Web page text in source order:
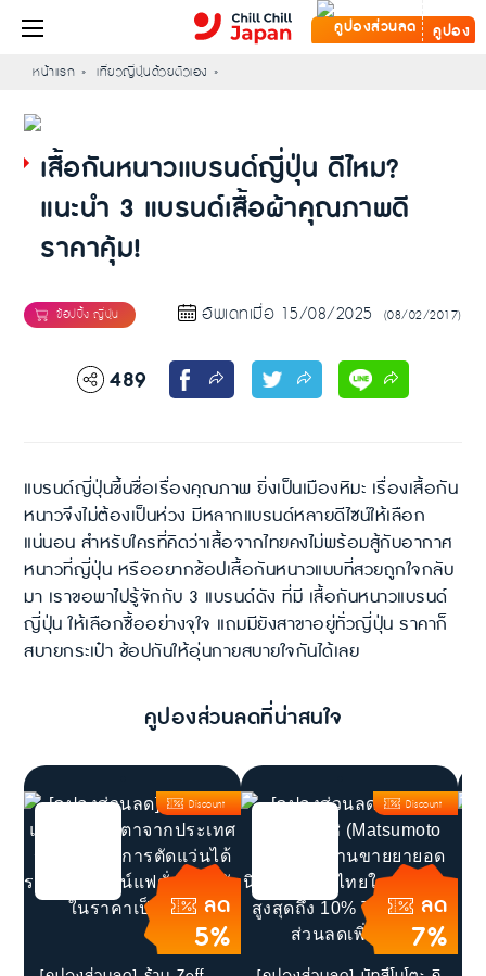
คูปอง
หน้าแรก เที่ยวญี่ปุ่นด้วยตัวเอง
เสื้อกันหนาวแบรนด์ญี่ปุ่น ดีไหม?
แนะนำ 3 แบรนด์เสื้อผ้าคุณภาพดี
ราคาคุ้ม!
อัพเดทเมื่อ 15/08/2025 (08/02/2017)
489
แบรนด์ญี่ปุ่นขึ้นชื่อเรื่องคุณภาพ ยิ่งเป็นเมืองหิมะ เรื่องเสื้อกัน
หนาวจึงไม่ต้องเป็นห่วง มีหลากแบรนด์หลายดีไซน์ให้เลือก
แน่นอน สำหรับใครที่คิดว่าเสื้อจากไทยคงไม่พร้อมสู้กับอากาศ
หนาวที่ญี่ปุ่น หรืออยากช้อปเสื้อกันหนาวแบบที่สวยถูกใจกลับ
มา เราขอพาไปรู้จักกับ 3 แบรนด์ดัง ที่มี เสื้อกันหนาวแบรนด์
ญี่ปุ่น ให้เลือกซื้ออย่างจุใจ แถมมียังสาขาอยู่ทั่วญี่ปุ่น ราคาก็
สบายกระเป๋า ช้อปกันให้อุ่นกายสบายใจกันได้เลย
คูปองส่วนลดที่น่าสนใจ
ลด
5%
Discount
ลด
7%
Discount